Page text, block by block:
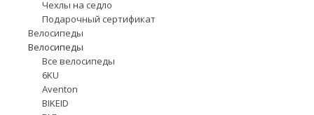
Чехлы на седло
Подарочный сертификат
Велосипеды
Велосипеды
Все велосипеды
6KU
Aventon
BIKEID